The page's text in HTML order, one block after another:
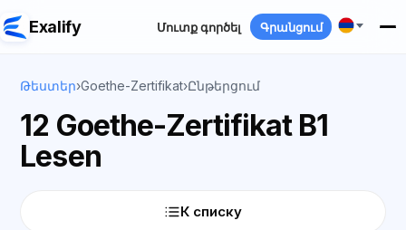
Exalify Մուտք գործել Գրանցում
Թեստեր›Goethe-Zertifikat›Ընթերցում
12 Goethe-Zertifikat B1
Lesen
К списку